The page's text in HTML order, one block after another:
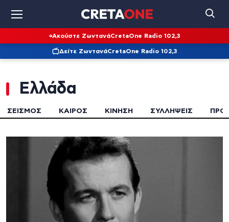
Ακούστε ΖωντανάCretaOne Radio 102,3
Δείτε ΖωντανάCretaOne Radio 102,3
Ελλάδα
ΣΕΙΣΜΟΣ ΚΑΙΡΌΣ ΚΙΝΗΣΗ ΣΥΛΛΗΨΕΙΣ